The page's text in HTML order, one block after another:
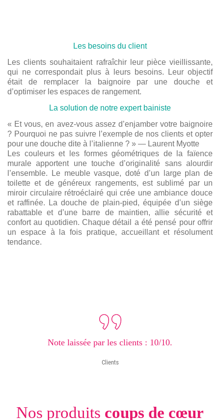
Les besoins du client
Les clients souhaitaient rafraîchir leur pièce vieillissante,
qui ne correspondait plus à leurs besoins. Leur objectif
était de remplacer la baignoire par une douche et
d’optimiser les espaces de rangement.
La solution de notre expert bainiste
« Et vous, en avez-vous assez d’enjamber votre baignoire
? Pourquoi ne pas suivre l’exemple de nos clients et opter
pour une douche dite à l’italienne ? » — Laurent Myotte
Les couleurs et les formes géométriques de la faïence
murale apportent une touche d’originalité sans alourdir
l’ensemble. Le meuble vasque, doté d’un large plan de
toilette et de généreux rangements, est sublimé par un
miroir circulaire rétroéclairé qui crée une ambiance douce
et raffinée. La douche de plain-pied, équipée d’un siège
rabattable et d’une barre de maintien, allie sécurité et
confort au quotidien. Chaque détail a été pensé pour offrir
un espace à la fois pratique, accueillant et résolument
tendance.
Note laissée par les clients : 10/10.
Clients
Nos produits coups de cœur